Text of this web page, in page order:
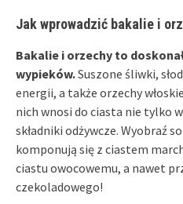
Jak wprowadzić bakalie i
Bakalie i orzechy to
wypieków.Suszone śliwki,
energii, a także orzechy
nich wnosi do ciasta nie tylko
składniki odżywcze. Wyobraź
komponują się z ciastem
ciastu owocowemu, a nawet
czekoladowego!